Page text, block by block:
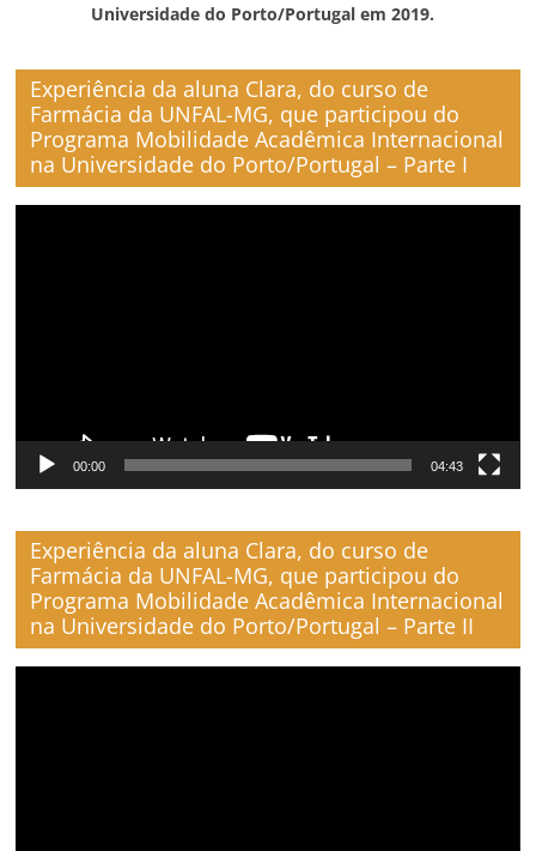
Universidade do Porto/Portugal em 2019.
Experiência da aluna Clara, do curso de
Farmácia da UNFAL-MG, que participou do
Programa Mobilidade Acadêmica Internacional
na Universidade do Porto/Portugal – Parte I
00:00 04:43
Experiência da aluna Clara, do curso de
Farmácia da UNFAL-MG, que participou do
Programa Mobilidade Acadêmica Internacional
na Universidade do Porto/Portugal – Parte II